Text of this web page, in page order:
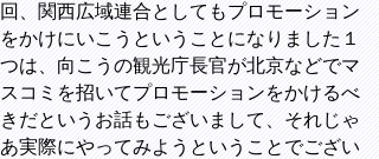
回、関西広域連合としてもプロモーション
をかけにいこうということになりました１
つは、向こうの観光庁長官が北京などでマ
スコミを招いてプロモーションをかけるべ
きだというお話もございまして、それじゃ
あ実際にやってみようということでござい